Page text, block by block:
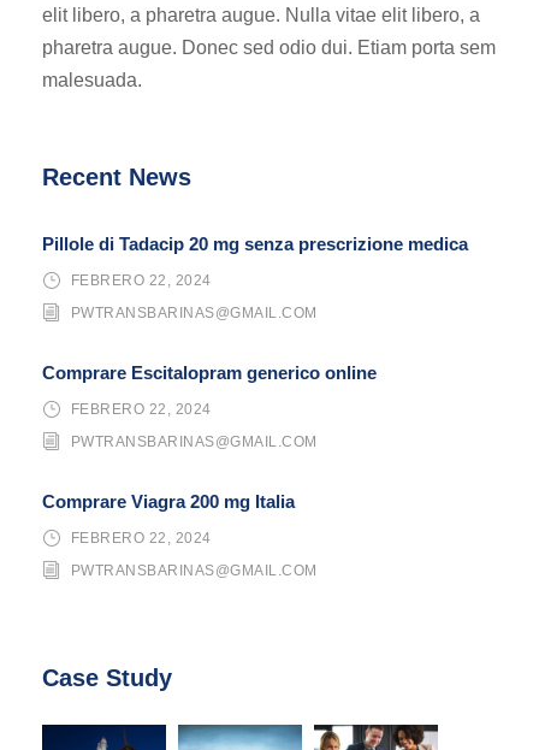
elit libero, a pharetra augue. Nulla vitae elit libero, a
pharetra augue. Donec sed odio dui. Etiam porta sem
malesuada.
Recent News
Pillole di Tadacip 20 mg senza prescrizione medica
FEBRERO 22, 2024
PWTRANSBARINAS@GMAIL.COM
Comprare Escitalopram generico online
FEBRERO 22, 2024
PWTRANSBARINAS@GMAIL.COM
Comprare Viagra 200 mg Italia
FEBRERO 22, 2024
PWTRANSBARINAS@GMAIL.COM
Case Study